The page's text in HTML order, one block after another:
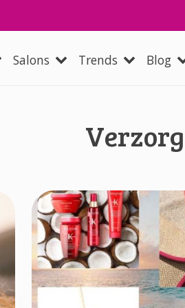
navigation
Salons Trends Blog